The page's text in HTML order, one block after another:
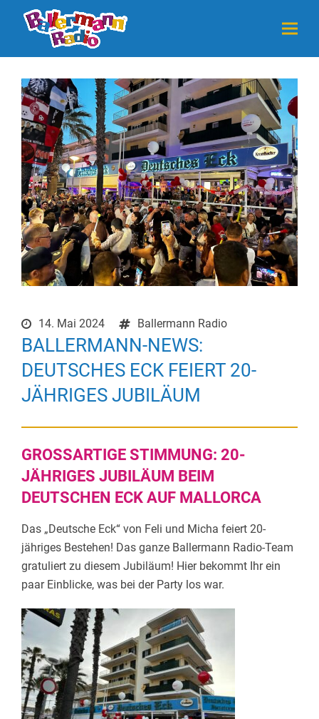
14. Mai 2024 Ballermann Radio
BALLERMANN-NEWS:
DEUTSCHES ECK FEIERT 20-
JÄHRIGES JUBILÄUM
GROSSARTIGE STIMMUNG: 20-J
ÄHRIGES JUBILÄUM BEIM D
EUTSCHEN ECK AUF MALLORCA
Das „Deutsche Eck“ von Feli und Micha feiert 20-
jähriges Bestehen! Das ganze Ballermann Radio-Team
gratuliert zu diesem Jubiläum! Hier bekommt Ihr ein
paar Einblicke, was bei der Party los war.